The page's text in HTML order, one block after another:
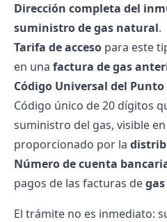
Dirección completa del
suministro de gas natural.
Tarifa de acceso para este
en una factura de gas
Código Universal del
Código único de 20 dígitos
suministro del gas, visible
proporcionado por la
Número de cuenta
pagos de las facturas de
El trámite no es inmediato: